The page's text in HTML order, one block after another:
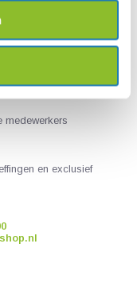
medewerkers
en exclusief